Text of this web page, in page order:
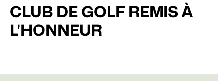
CLUB DE GOLF REMIS À
L'HONNEUR